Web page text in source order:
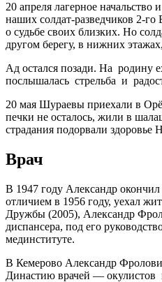
20 апреля лагерное
наших солдат-разведчиков 2-го
о судьбе своих близких. Но
другом берегу, в нижних
Ад остался позади. На родину
послышалась стрельба и
20 мая Шураевы приехали в
печки не осталось, жили в
страдания подорвали
Врач
В 1947 году Александр
отличием в 1956 году, уехал
Дружбы (2005), Александр
диспансера, под его
мединституте.
В Кемерово Александр
Династию врачей —